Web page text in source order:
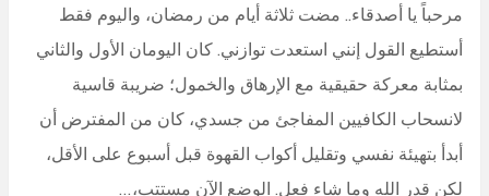
مرحباً يا أصدقاء.. مضت ثلاثة أيام من رمضان، واليوم فقط
أستطيع القول إنني استعدت توازني. كان اليومان الأول والثاني
بمثابة معركة حقيقية مع الإرهاق والخمول؛ ضريبة قاسية
لانسحاب الكافيين المفاجئ من جسدي، كان من المفترض أن
أبدأ بتهيئة نفسي وتقليل أكواب القهوة قبل أسبوع على الأقل،
لكن قدر الله وما شاء فعل. الوضع الآن مستتب،…